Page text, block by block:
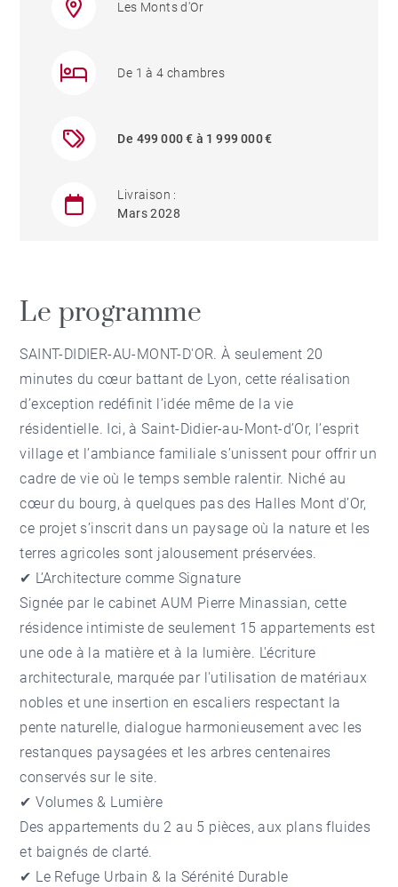
Les Monts d'Or
De 1 à 4 chambres
De 499 000 € à 1 999 000 €
Livraison :
Mars 2028
Le programme
SAINT-DIDIER-AU-MONT-D'OR. À seulement 20
minutes du cœur battant de Lyon, cette réalisation
d’exception redéfinit l’idée même de la vie
résidentielle. Ici, à Saint-Didier-au-Mont-d’Or, l’esprit
village et l’ambiance familiale s’unissent pour offrir un
cadre de vie où le temps semble ralentir. Niché au
cœur du bourg, à quelques pas des Halles Mont d’Or,
ce projet s’inscrit dans un paysage où la nature et les
terres agricoles sont jalousement préservées.
✔ L’Architecture comme Signature
Signée par le cabinet AUM Pierre Minassian, cette
résidence intimiste de seulement 15 appartements est
une ode à la matière et à la lumière. L'écriture
architecturale, marquée par l'utilisation de matériaux
nobles et une insertion en escaliers respectant la
pente naturelle, dialogue harmonieusement avec les
restanques paysagées et les arbres centenaires
conservés sur le site.
✔ Volumes & Lumière
Des appartements du 2 au 5 pièces, aux plans fluides
et baignés de clarté.
✔ Le Refuge Urbain & la Sérénité Durable